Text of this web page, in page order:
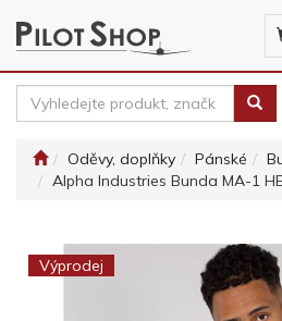
Oděvy, doplňky Pánské
Alpha Industries Bunda MA-1
Výprodej